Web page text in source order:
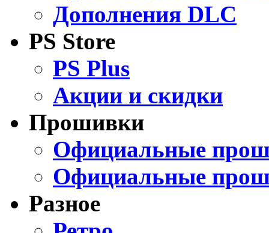
Дополнения DLC
PS Store
PS Plus
Акции и скидки
Прошивки
Официальные
Официальные
Разное